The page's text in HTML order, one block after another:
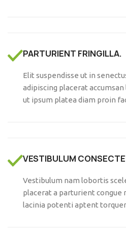
PARTURIENT FRINGILLA.
Elit suspendisse ut in
adipiscing placerat
ut ipsum platea diam proin
VESTIBULUM
Vestibulum nam lobortis
placerat a parturient congue
lacinia potenti aptent